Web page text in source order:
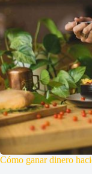
Cómo ganar dinero